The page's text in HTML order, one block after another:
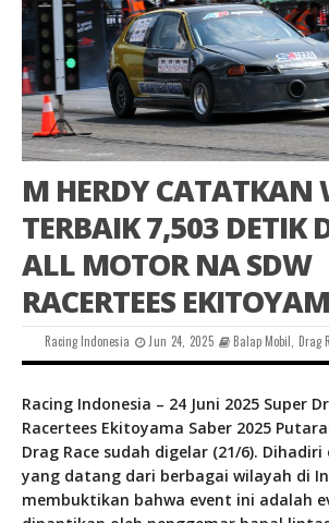
M HERDY CATATKAN
TERBAIK 7,503 DETIK
ALL MOTOR NA SDW
RACERTEES
Racing Indonesia Jun 24, 2025 Balap Mobil, Drag
Racing Indonesia – 24 Juni 2025 Super
Racertees Ekitoyama Saber 2025
Drag Race sudah digelar (21/6).
yang datang dari berbagai wilayah di
membuktikan bahwa event ini adalah